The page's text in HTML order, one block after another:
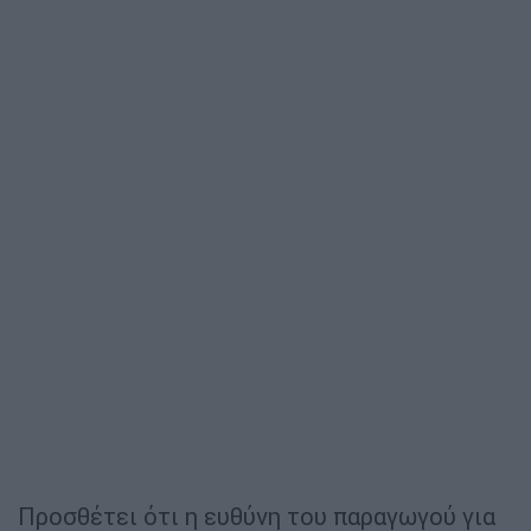
Προσθέτει ότι η ευθύνη του παραγωγού για